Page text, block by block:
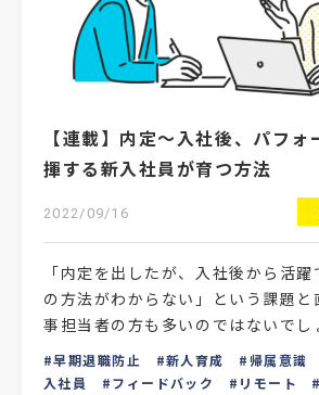
【連載】内定〜入社後、パフ
揮する新入社員が育つ方法
2022/09/16
「内定を出したが、入社後から活
の方法がわからない」という課題と
事担当者の方も多いのではないでし
そのような初めて人事担当者を任さ
て、入社後に活躍で…
早期退職防止 新人育成 帰属意識
入社員
フィードバック リモート